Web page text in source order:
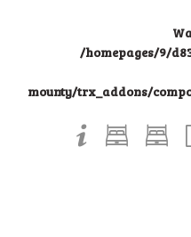
/homepages/9/
mounty/trx_addons/